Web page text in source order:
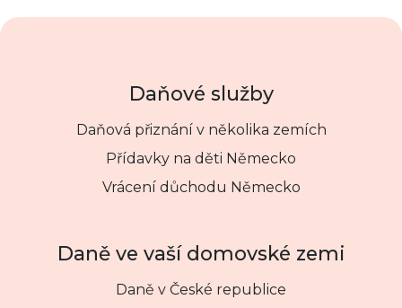
Daňové služby
Daňová přiznání v několika zemích
Přídavky na děti Německo
Vrácení důchodu Německo
Daně ve vaší domovské zemi
Daně v České republice